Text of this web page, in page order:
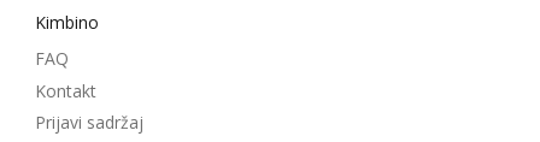
Kimbino
FAQ
Kontakt
Prijavi sadržaj